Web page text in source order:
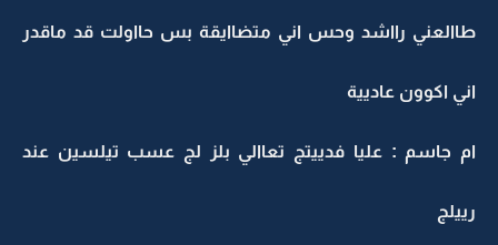
طاالعني رااشد وحس اني متضاايقة بس حااولت قد ماقدر
اني اكوون عاديية
ام جاسم : عليا فدييتج تعاالي بلز لج عسب تيلسين عند
رييلج